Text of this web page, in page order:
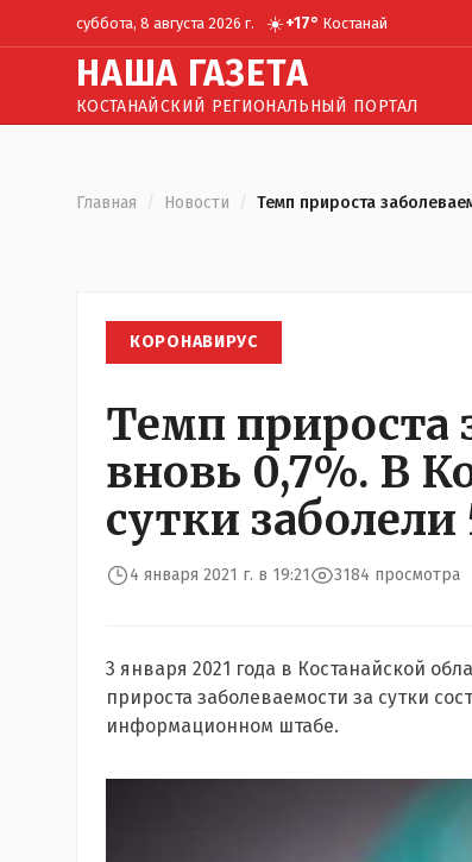
суббота, 8 августа 2026 г. ☀️+17° Костанай
НАША ГАЗЕТА
КОСТАНАЙСКИЙ РЕГИОНАЛЬНЫЙ ПОРТАЛ
Главная / Новости / Темп прироста
КОРОНАВИРУС
Темп прироста
вновь 0,7%. В
сутки заболели
4 января 2021 г. в 19:21 3184 просмотра
3 января 2021 года в Костанайской
прироста заболеваемости за сутки
информационном штабе.